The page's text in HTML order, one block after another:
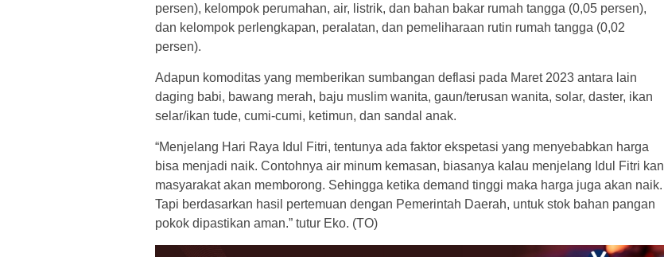
persen), kelompok perumahan, air, listrik, dan bahan bakar rumah tangga (0,05 persen),
dan kelompok perlengkapan, peralatan, dan pemeliharaan rutin rumah tangga (0,02
persen).
Adapun komoditas yang memberikan sumbangan deflasi pada Maret 2023 antara lain
daging babi, bawang merah, baju muslim wanita, gaun/terusan wanita, solar, daster, ikan
selar/ikan tude, cumi-cumi, ketimun, dan sandal anak.
“Menjelang Hari Raya Idul Fitri, tentunya ada faktor ekspetasi yang menyebabkan harga
bisa menjadi naik. Contohnya air minum kemasan, biasanya kalau menjelang Idul Fitri kan
masyarakat akan memborong. Sehingga ketika demand tinggi maka harga juga akan naik.
Tapi berdasarkan hasil pertemuan dengan Pemerintah Daerah, untuk stok bahan pangan
pokok dipastikan aman.” tutur Eko. (TO)